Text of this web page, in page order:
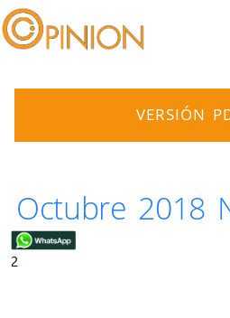
VERSIÓN
Octubre 2018
2